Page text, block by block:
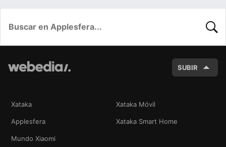
SUBIR
Xataka Xataka Móvil
Applesfera Xataka Smart Home
Mundo Xiaomi